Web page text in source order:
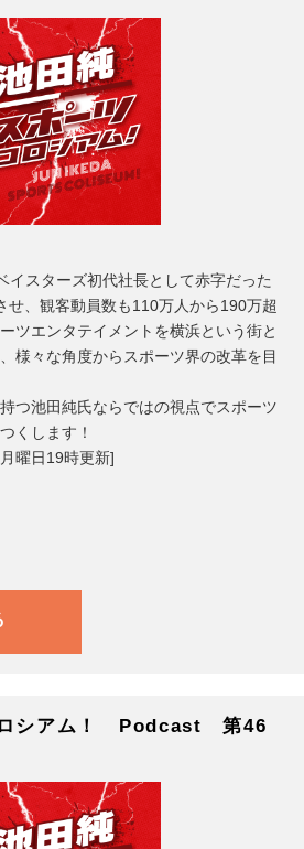
イスターズ初代社長として赤字だった
せ、観客動員数も110万人から190万超
ツエンタテイメントを横浜という街と
様々な角度からスポーツ界の改革を目
つ池田純氏ならではの視点でスポーツ
くします！
日19時更新]
ロシアム！ Podcast 第46